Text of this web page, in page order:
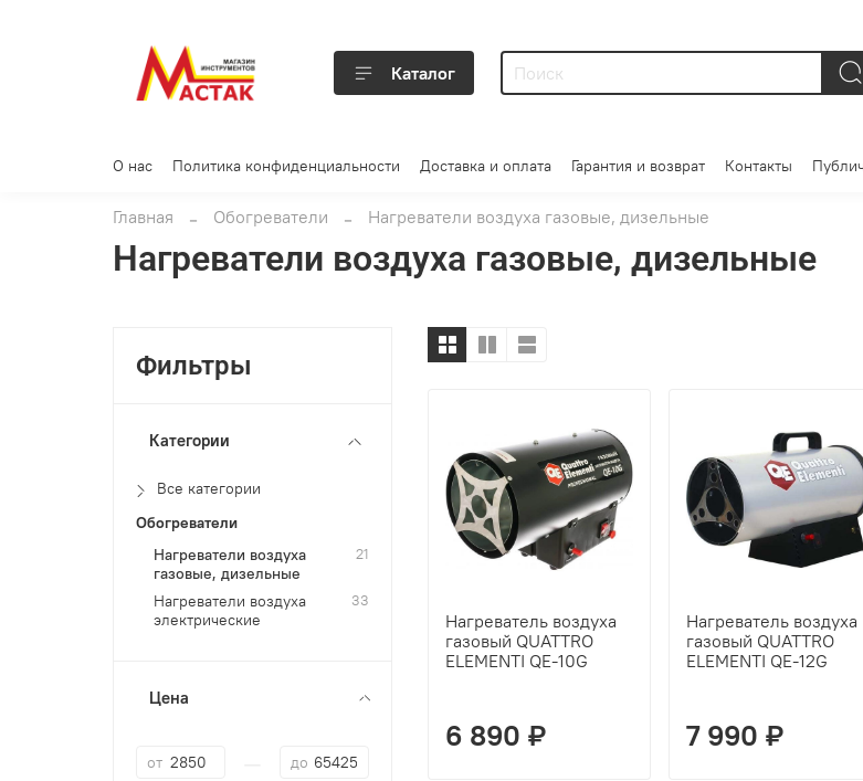
Каталог
О нас Политика конфиденциальности Доставка и оплата Гарантия и возврат Контакты
Главная Обогреватели Нагреватели воздуха газовые, дизельные
Нагреватели воздуха газовые, дизельные
Нагреватель воздуха
газовый QUATTRO
ELEMENTI QE-10G
6 890 ₽
Нагреватель воздуха
газовый QUATTRO
ELEMENTI QE-12G
7 990 ₽
Фильтры
Категории
Все категории
Обогреватели
Нагреватели воздуха
газовые, дизельные
21
Нагреватели воздуха
электрические
33
Цена
от до